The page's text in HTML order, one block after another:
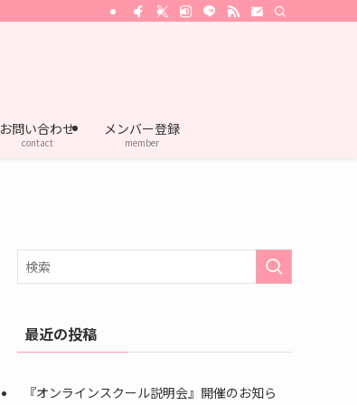
お問い合わせ
contact
メンバー登録
member
最近の投稿
『オンラインスクール説明会』開催のお知ら